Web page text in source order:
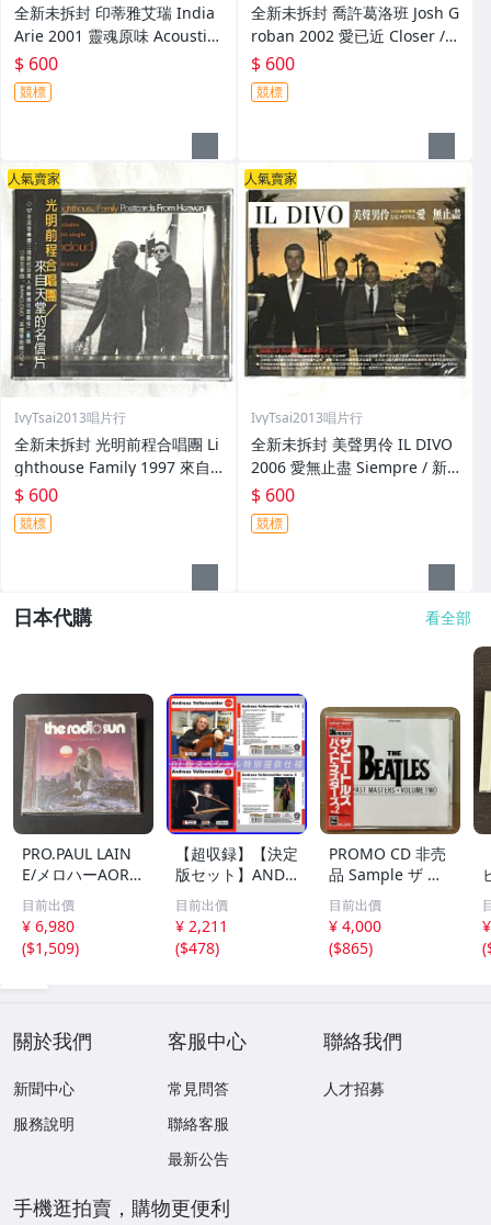
全新未拆封 印蒂雅艾瑞 India
Arie 2001 靈魂原味 Acoustic
Soul / 福茂唱片 台灣版專輯 C
D / 附側標 歌詞 環狀封條
$ 600
競標
全新未拆封 喬許葛洛班 Josh G
roban 2002 愛已近 Closer /
華納音樂 台灣版專輯 CD / 附
側標 歌詞 環狀封條
$ 600
競標
人氣賣家
IvyTsai2013唱片行
全新未拆封 光明前程合唱團 Li
ghthouse Family 1997 來自
天堂的明信片 Postcards Fro
m Heaven 台灣版專輯 CD 附
側標
$ 600
競標
人氣賣家
IvyTsai2013唱片行
全新未拆封 美聲男伶 IL DIVO
2006 愛無止盡 Siempre / 新
力博德曼 台灣紙盒版專輯 CD
附中文歌詞
$ 600
競標
日本代購 看全部
PRO.PAUL LAIN
E/メロハーAOR◆
THE RADIO SUN/
UNSTOPPABLE
目前出價
¥ 6,980
($1,509)
【超収録】【決定
版セット】ANDR
EAS VOLLENWEI
DER CD1+2+3 厳
選プレミア音源集
MP3CD-DLVer 3
目前出價
¥ 2,211
($478)
PROMO CD 非売
品 Sample ザ ビ
ートルズ パスト
マスターズ VOL.2
CP32-5602 THE
BEATLES / PAST
目前出價
¥ 4,000
($865)
(
關於我們
新聞中心
服務說明
客服中心
常見問答
聯絡客服
最新公告
聯絡我們
人才招募
手機逛拍賣，購物更便利